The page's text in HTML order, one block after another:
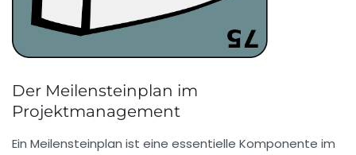
Der Meilensteinplan im
Projektmanagement
Ein Meilensteinplan ist eine essentielle Komponente im